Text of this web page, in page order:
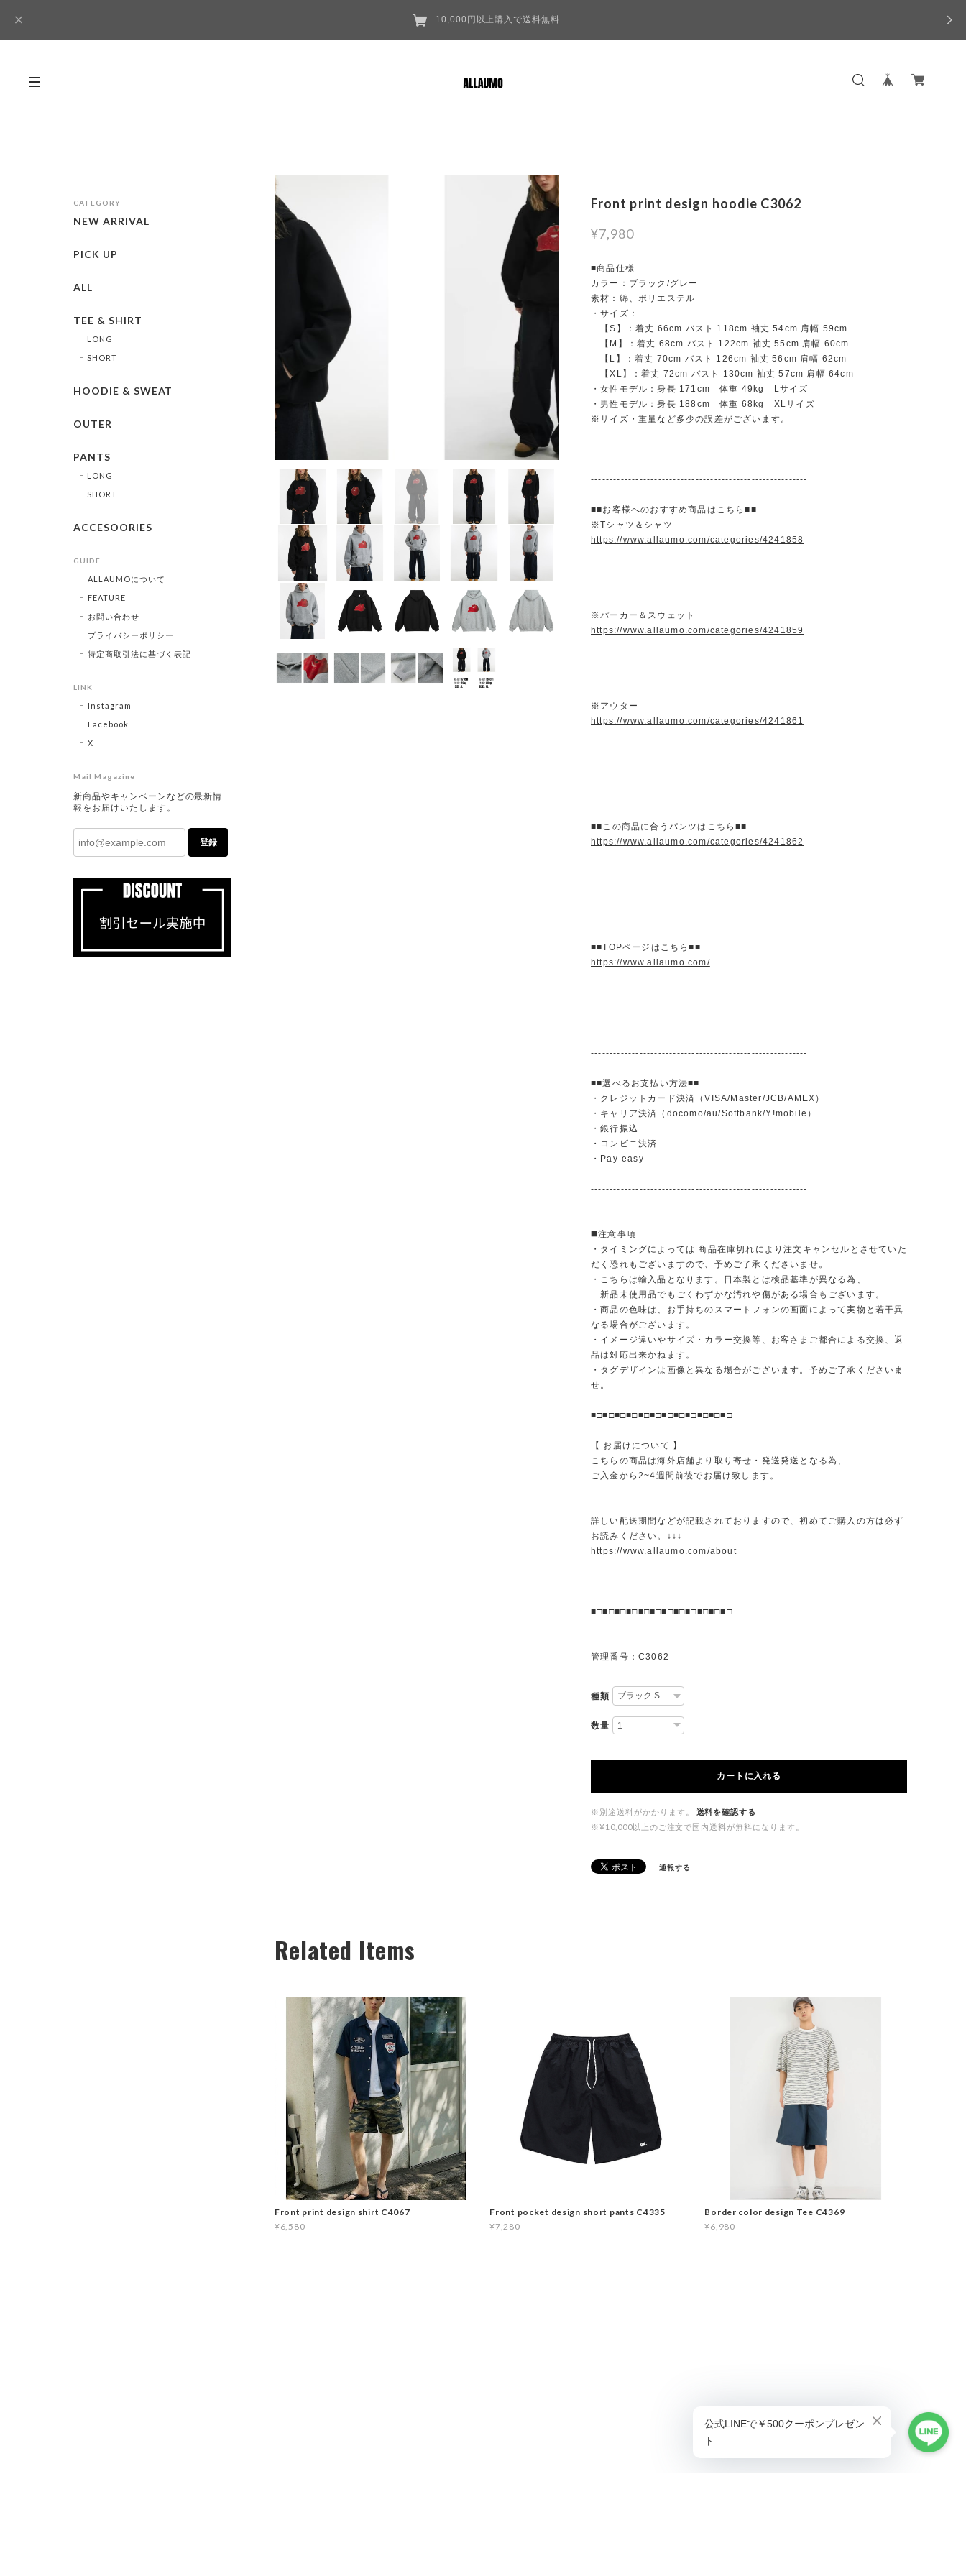
10,000円以上購入で送料無料
Front print design hoodie C3062
¥7,980
■商品仕様
カラー：ブラック/グレー
素材：綿、ポリエステル
・サイズ：
【S】：着丈 66cm バスト 118cm 袖丈 54cm 肩幅 59cm
【M】：着丈 68cm バスト 122cm 袖丈 55cm 肩幅 60cm
【L】：着丈 70cm バスト 126cm 袖丈 56cm 肩幅 62cm
【XL】：着丈 72cm バスト 130cm 袖丈 57cm 肩幅 64cm
・女性モデル：身長 171cm 体重 49kg Lサイズ
・男性モデル：身長 188cm 体重 68kg XLサイズ
※サイズ・重量など多少の誤差がございます。
----------------------------------------------------------
■■お客様へのおすすめ商品はこちら■■
※Tシャツ＆シャツ
https://www.allaumo.com/categories/4241858
※パーカー＆スウェット
https://www.allaumo.com/categories/4241859
※アウター
https://www.allaumo.com/categories/4241861
■■この商品に合うパンツはこちら■■
https://www.allaumo.com/categories/4241862
■■TOPページはこちら■■
https://www.allaumo.com/
----------------------------------------------------------
■■選べるお支払い方法■■
・クレジットカード決済（VISA/Master/JCB/AMEX）
・キャリア決済（docomo/au/Softbank/Y!mobile）
・銀行振込
・コンビニ決済
・Pay-easy
----------------------------------------------------------
◼️注意事項
・タイミングによっては 商品在庫切れにより注文キャンセルとさせていた
だく恐れもございますので、予めご了承くださいませ。
・こちらは輸入品となります。日本製とは検品基準が異なる為、
新品未使用品でもごくわずかな汚れや傷がある場合もございます。
・商品の色味は、お手持ちのスマートフォンの画面によって実物と若干異
なる場合がございます。
・イメージ違いやサイズ・カラー交換等、お客さまご都合による交換、返
品は対応出来かねます。
・タグデザインは画像と異なる場合がございます。予めご了承くださいま
せ。
■□■□■□■□■□■□■□■□■□■□■□■□
【 お届けについて 】
こちらの商品は海外店舗より取り寄せ・発送発送となる為、
ご入金から2~4週間前後でお届け致します。
詳しい配送期間などが記載されておりますので、初めてご購入の方は必ず
お読みください。↓↓↓
https://www.allaumo.com/about
■□■□■□■□■□■□■□■□■□■□■□■□
管理番号：C3062
種類
数量
カートに入れる
※別途送料がかかります。
送料を確認する
※¥10,000以上のご注文で国内送料が無料になります。
通報する
Related Items
Front print design shirt C4067
¥6,580
Front pocket design short pants C4335
¥7,280
Border color design Tee C4369
¥6,980
CATEGORY
NEW ARRIVAL
PICK UP
ALL
TEE & SHIRT
LONG
SHORT
HOODIE & SWEAT
OUTER
PANTS
LONG
SHORT
ACCESOORIES
GUIDE
ALLAUMOについて
FEATURE
お問い合わせ
プライバシーポリシー
特定商取引法に基づく表記
LINK
Instagram
Facebook
X
Mail Magazine
新商品やキャンペーンなどの最新情
報をお届けいたします。
登録